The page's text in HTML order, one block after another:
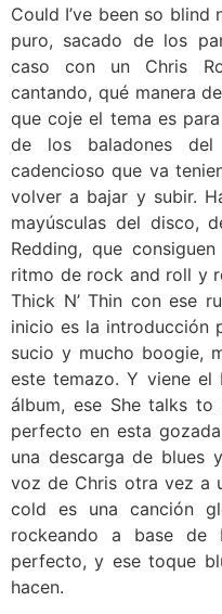
Could I’ve been so
puro, sacado de los
caso con un Chris
cantando, qué manera
que coje el tema es
de los baladones
cadencioso que va
volver a bajar y subir.
mayúsculas del disco,
Redding, que
ritmo de rock and roll y
Thick N’ Thin con ese
inicio es la introducción
sucio y mucho boogie,
este temazo. Y viene
álbum, ese She talks
perfecto en esta
una descarga de blues
voz de Chris otra vez a
cold es una canción
rockeando a base
perfecto, y ese toque
hacen.